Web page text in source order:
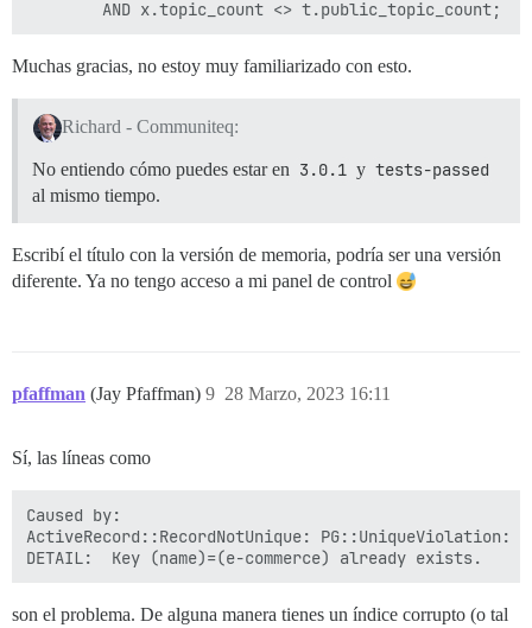
Muchas gracias, no estoy muy familiarizado con esto.
Richard - Communiteq:
No entiendo cómo puedes estar en 3.0.1 y tests-passed
al mismo tiempo.
Escribí el título con la versión de memoria, podría ser una versión
diferente. Ya no tengo acceso a mi panel de control
pfaffman (Jay Pfaffman) 28 Marzo, 2023 16:11
9
Sí, las líneas como
Caused by:
ActiveRecord::RecordNotUnique:
son el problema. De alguna manera tienes un índice corrupto (o tal